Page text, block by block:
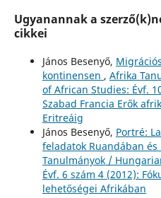
Ugyanannak a
cikkei
János Besenyő,
kontinensen , Afrika
of African Studies: Évf.
Szabad Francia Erők
Eritreáig
János Besenyő, Portré:
feladatok Ruandában és
Tanulmányok /
Évf. 6 szám 4 (2012):
lehetőségei Afrikában